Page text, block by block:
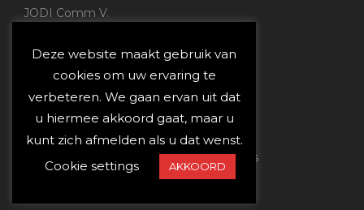
JODI Comm V.
Nijverheidsstraat 70
2160 Wommelgem
Autosportwereld.be:
Redactie:joost@autosportwereld.be
Verantwoordelijke uitgever: Joost Custers
Deze website maakt gebruik van
cookies om uw ervaring te
verbeteren. We gaan ervan uit dat
u hiermee akkoord gaat, maar u
kunt zich afmelden als u dat wenst.
Cookie settings
AKKOORD